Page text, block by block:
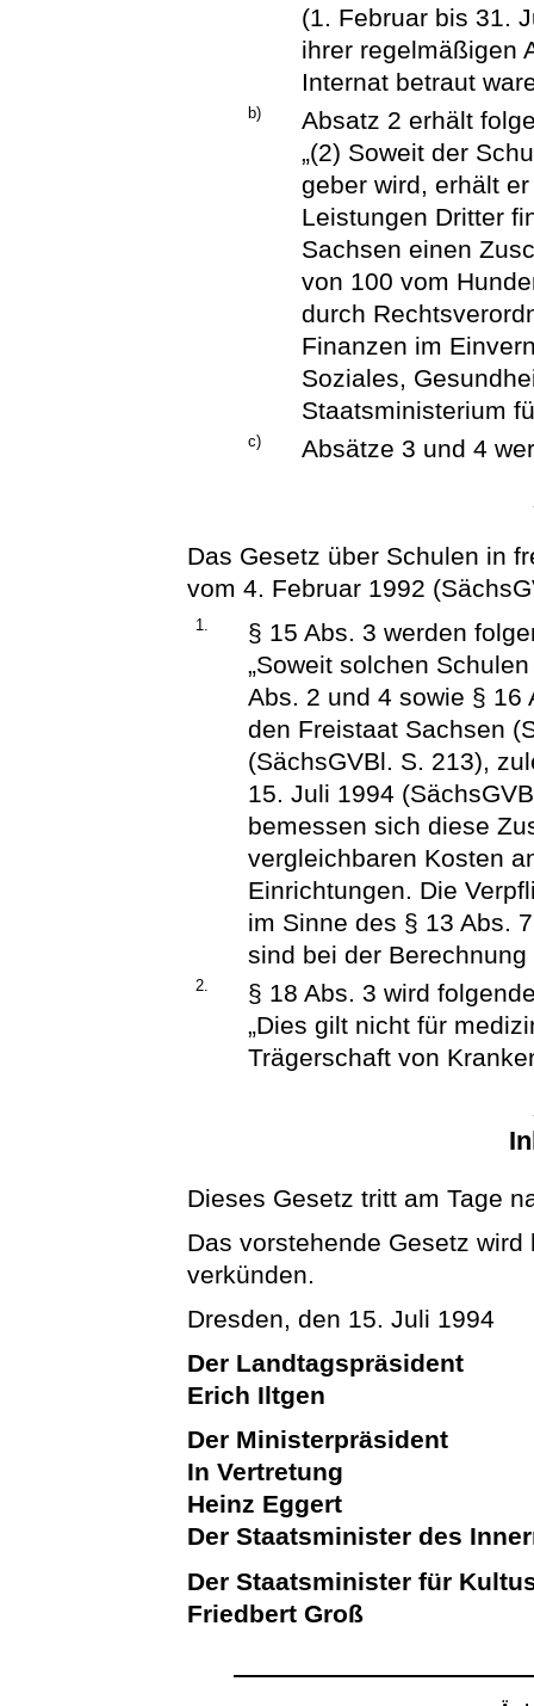
(1. Februar bis 31.
ihrer regelmäßigen
Internat betraut
b)
Absatz 2 erhält
„(2) Soweit der
geber wird, erhält
Leistungen Dritter
Sachsen einen
von 100 vom
durch
Finanzen im
Soziales,
Staatsministerium
c) Absätze 3 und 4
Das Gesetz über Schulen in
vom 4. Februar 1992
1.
§ 15 Abs. 3 werden
„Soweit solchen
Abs. 2 und 4 sowie § 16
den Freistaat Sachsen
(SächsGVBl. S. 213),
15. Juli 1994
bemessen sich diese
vergleichbaren Kosten
Einrichtungen. Die
im Sinne des § 13 Abs.
sind bei der
2.
§ 18 Abs. 3 wird
„Dies gilt nicht für
Trägerschaft von
Dieses Gesetz tritt am Tage
Das vorstehende Gesetz
verkünden.
Dresden, den 15. Juli 1994
Der Landtagspräsident
Erich Iltgen
Der Ministerpräsident
In Vertretung
Heinz Eggert
Der Staatsminister des
Der Staatsminister für
Friedbert Groß